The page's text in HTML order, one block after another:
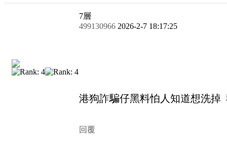
7層
499130966 2026-2-7 18:17:25
港狗詐騙仔黑料怕人知道想洗掉
回覆